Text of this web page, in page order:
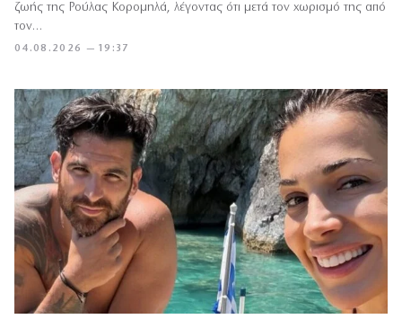
04.08.2026 — 19:37
ζωής της Ρούλας Κορομηλά, λέγοντας ότι μετά τον χωρισμό της από
τον…